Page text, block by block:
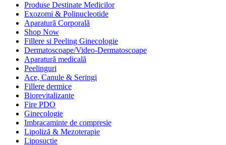
Produse Destinate Medicilor
Exozomi & Polinucleotide
Aparatură Corporală
Shop Now
Fillere si Peeling Ginecologie
Dermatoscoape/Video-Dermatoscoape
Aparatură medicală
Peelinguri
Ace, Canule & Seringi
Fillere dermice
Biorevitalizante
Fire PDO
Ginecologie
Imbracaminte de compresie
Lipoliză & Mezoterapie
Liposuctie